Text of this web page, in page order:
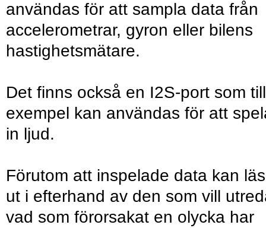
användas för att sampla data från
accelerometrar, gyron eller bilens
hastighetsmätare.
Det finns också en I2S-port som till
exempel kan användas för att
in ljud.
Förutom att inspelade data kan
ut i efterhand av den som vill
vad som förorsakat en olycka har